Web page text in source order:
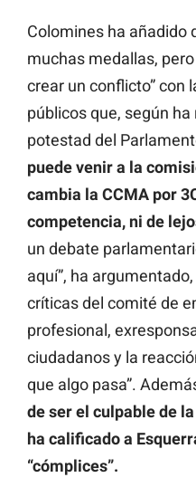
Colomines ha añadido
muchas medallas,
crear un conflicto” con
públicos que, según
potestad del
puede venir a la
cambia la CCMA por
competencia, ni de
un debate
aquí”, ha
críticas del comité de
profesional,
ciudadanos y la
que algo pasa”.
de ser el culpable de
ha calificado a
“cómplices”.